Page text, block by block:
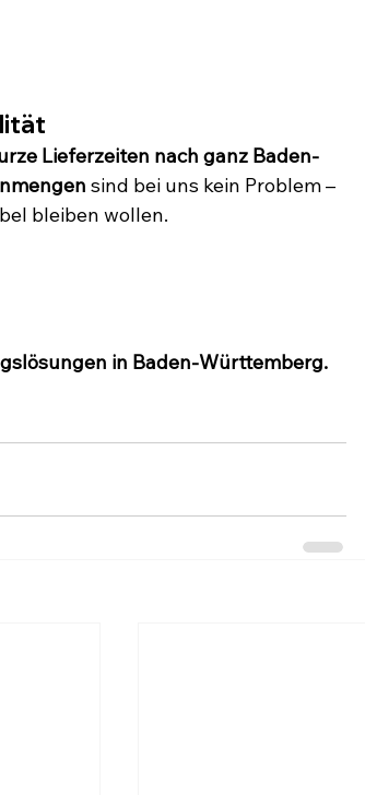
Lieferzeiten nach ganz Baden-
sind bei uns kein Problem –
bleiben wollen.
in Baden-Württemberg.